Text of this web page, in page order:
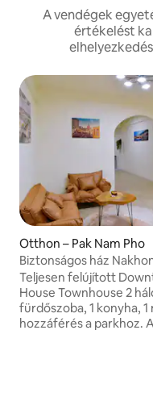
A vendégek
értékelést
Otthon – Pak Nam Pho
Biztonságos ház
Teljesen felújított
House Townhouse 2 hálószoba, 2
fürdőszoba, 1 konyha, 1
hozzáférés a parkhoz. A Central